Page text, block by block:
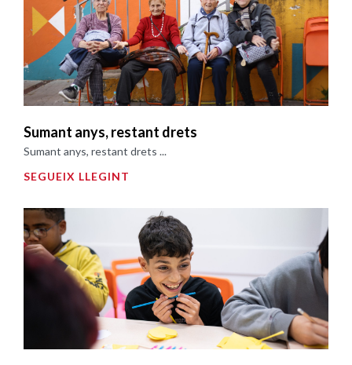
Sumant anys, restant drets
Sumant anys, restant drets ...
SEGUEIX LLEGINT